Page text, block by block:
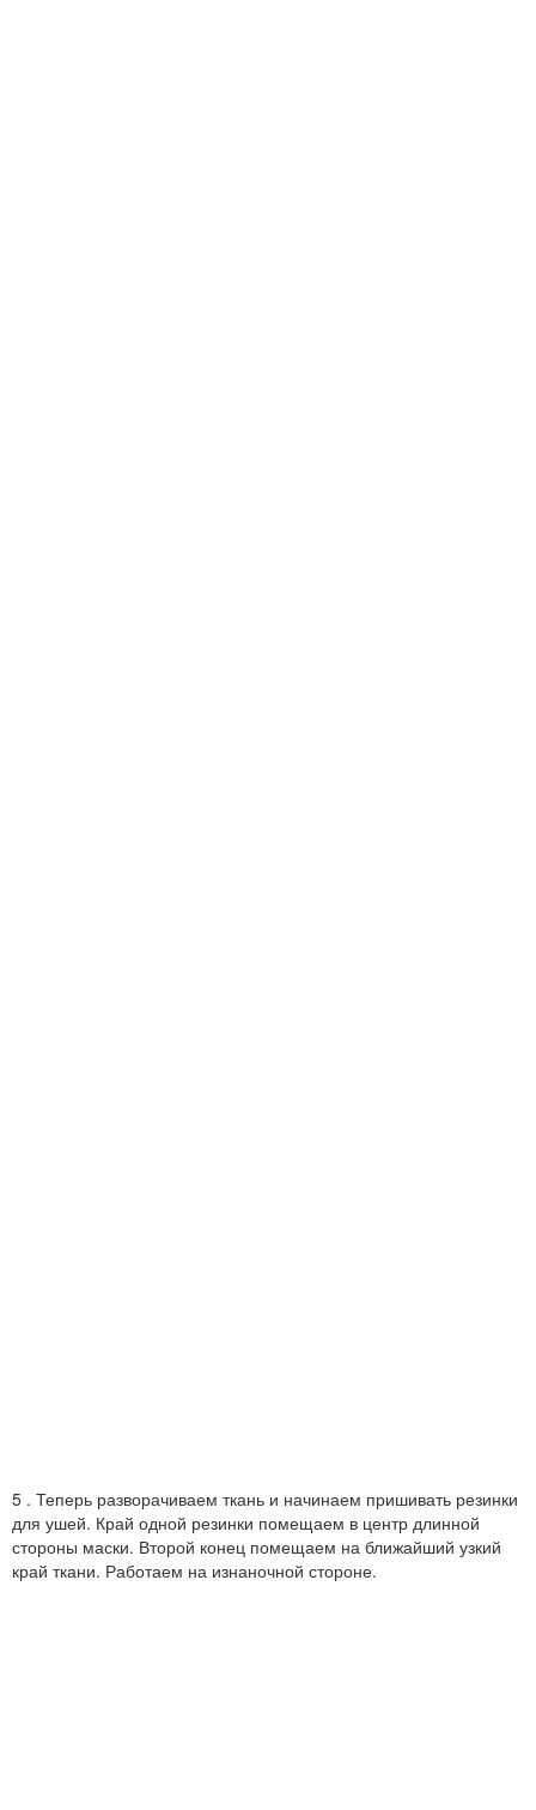
5 . Теперь разворачиваем ткань и начинаем пришивать резинки
для ушей. Край одной резинки помещаем в центр длинной
стороны маски. Второй конец помещаем на ближайший узкий
край ткани. Работаем на изнаночной стороне.